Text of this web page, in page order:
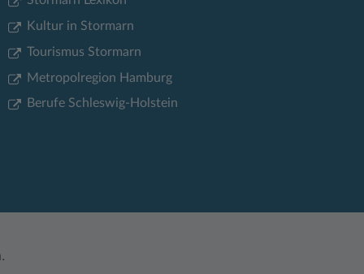
Kultur in Stormarn
Tourismus Stormarn
Metropolregion Hamburg
Berufe Schleswig-Holstein